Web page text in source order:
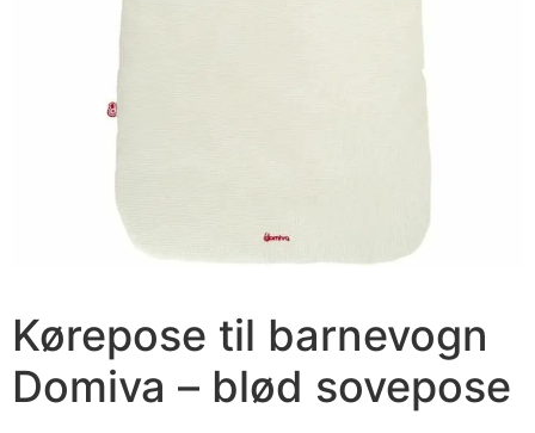
Kørepose til barnevogn
Domiva – blød sovepose